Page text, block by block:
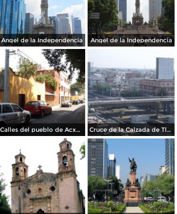
Angel de la Independencia Angel de la Independencia
Calles del pueblo de Acxotla en la colonia Florida. Abril/2014 Cruce de la Calzada de Tlalpan y el eje 7 sur Emiliano Zapata. Abril/2014